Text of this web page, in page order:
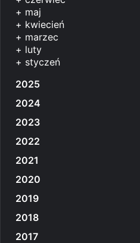
+ maj
+ kwiecień
+ marzec
+ luty
+ styczeń
2025
2024
2023
2022
2021
2020
2019
2018
2017